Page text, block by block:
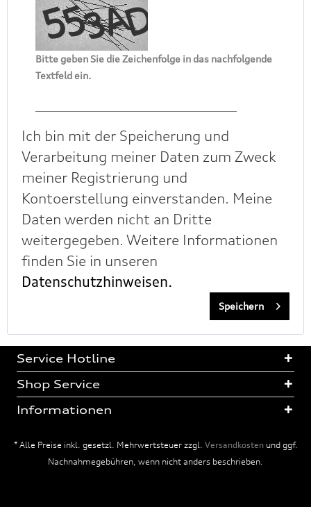
Bitte geben Sie die Zeichenfolge in das nachfolgende
Textfeld ein.
Ich bin mit der Speicherung und
Verarbeitung meiner Daten zum Zweck
meiner Registrierung und
Kontoerstellung einverstanden. Meine
Daten werden nicht an Dritte
weitergegeben. Weitere Informationen
finden Sie in unseren
Datenschutzhinweisen.
Speichern
Service Hotline
Shop Service
Informationen
* Alle Preise inkl. gesetzl. Mehrwertsteuer zzgl. Versandkostenund ggf.
Nachnahmegebühren, wenn nicht anders beschrieben.